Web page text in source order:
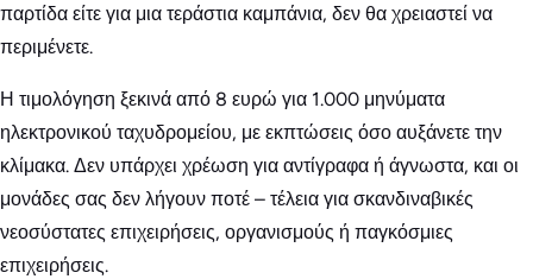
παρτίδα είτε για μια τεράστια καμπάνια, δεν θα χρειαστεί να
περιμένετε.
Η τιμολόγηση ξεκινά από 8 ευρώ για 1.000 μηνύματα
ηλεκτρονικού ταχυδρομείου, με εκπτώσεις όσο αυξάνετε την
κλίμακα. Δεν υπάρχει χρέωση για αντίγραφα ή άγνωστα, και οι
μονάδες σας δεν λήγουν ποτέ – τέλεια για σκανδιναβικές
νεοσύστατες επιχειρήσεις, οργανισμούς ή παγκόσμιες
επιχειρήσεις.